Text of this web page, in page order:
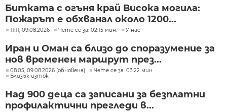
Битката с огъня край Висока могила:
Пожарът е обхванал около 1200...
11:11, 09.08.2026 Чете се за: 02:15 мин. У нас
Иран и Оман са близо до споразумение за
нов временен маршрут през...
08:05, 09.08.2026 (обновена)
Чете се за: 03:22 мин.
Близък изток
Над 900 деца са записани за безплатни
профилактични прегледи в...